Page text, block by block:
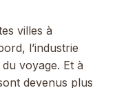
villes à
l’industrie
voyage. Et à
devenus plus